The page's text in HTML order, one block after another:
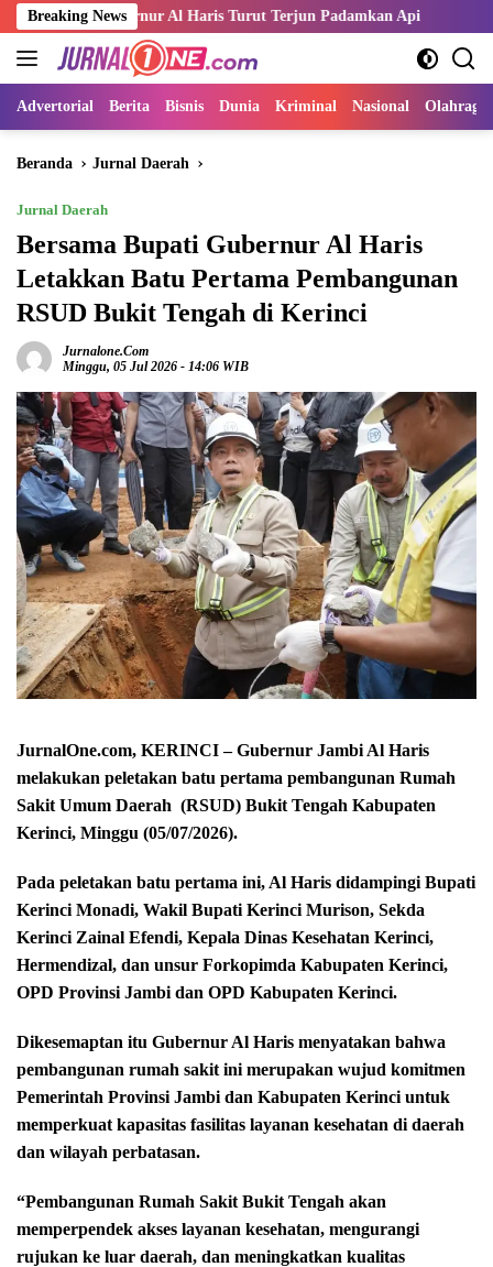
Langsung
ke
konten
Breaking News
Al Haris Turut Terjun Padamkan Api Kemnaker dan
Advertorial Berita Bisnis Dunia Kriminal Nasional Olahraga
Beranda Jurnal Daerah
Jurnal Daerah
Bersama Bupati Gubernur Al Haris
Letakkan Batu Pertama Pembangunan
RSUD Bukit Tengah di Kerinci
Jurnalone.com
Minggu, 05 Jul 2026 - 14:06 WIB
JurnalOne.com, KERINCI – Gubernur Jambi Al Haris
melakukan peletakan batu pertama pembangunan Rumah
Sakit Umum Daerah (RSUD) Bukit Tengah Kabupaten
Kerinci, Minggu (05/07/2026).
Pada peletakan batu pertama ini, Al Haris didampingi Bupati
Kerinci Monadi, Wakil Bupati Kerinci Murison, Sekda
Kerinci Zainal Efendi, Kepala Dinas Kesehatan Kerinci,
Hermendizal, dan unsur Forkopimda Kabupaten Kerinci,
OPD Provinsi Jambi dan OPD Kabupaten Kerinci.
Dikesemaptan itu Gubernur Al Haris menyatakan bahwa
pembangunan rumah sakit ini merupakan wujud komitmen
Pemerintah Provinsi Jambi dan Kabupaten Kerinci untuk
memperkuat kapasitas fasilitas layanan kesehatan di daerah
dan wilayah perbatasan.
“Pembangunan Rumah Sakit Bukit Tengah akan
memperpendek akses layanan kesehatan, mengurangi
rujukan ke luar daerah, dan meningkatkan kualitas